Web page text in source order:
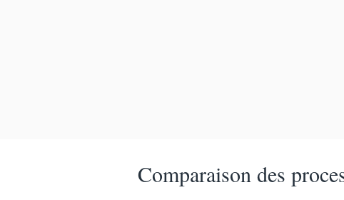
Comparaison des